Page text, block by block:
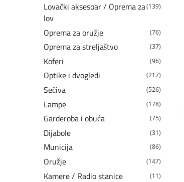
Lovački aksesoar / Oprema za
lov
(139)
Oprema za oružje (76)
Oprema za streljaštvo (37)
Koferi (96)
Optike i dvogledi (217)
Sečiva (526)
Lampe (178)
Garderoba i obuća (75)
Dijabole (31)
Municija (86)
Oružje (147)
Kamere / Radio stanice (11)